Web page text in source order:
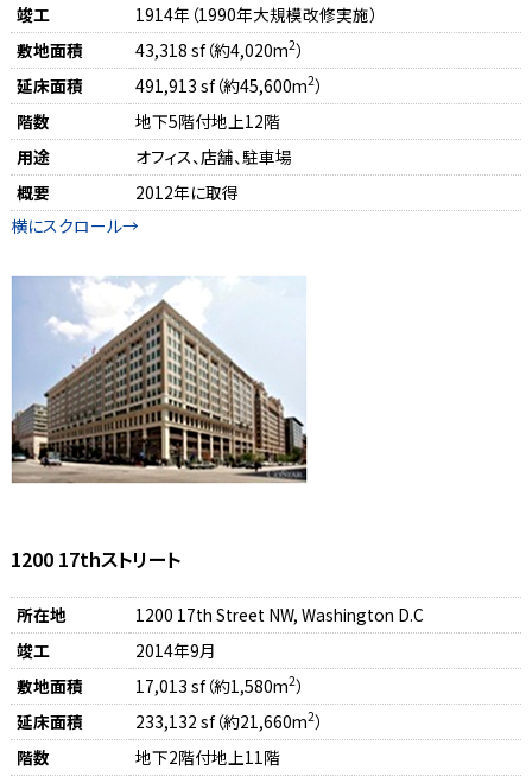
竣工
1914年（1990年大規模改修実施）
敷地面積
43,318 sf（約4,020m2）
延床面積
491,913 sf（約45,600m2）
階数
地下5階付地上12階
用途
オフィス、店舗、駐車場
概要
2012年に取得
1200 17thストリート
所在地
1200 17th Street NW, Washington D.C
竣工
2014年9月
敷地面積
17,013 sf（約1,580m2）
延床面積
233,132 sf（約21,660m2）
階数
地下2階付地上11階